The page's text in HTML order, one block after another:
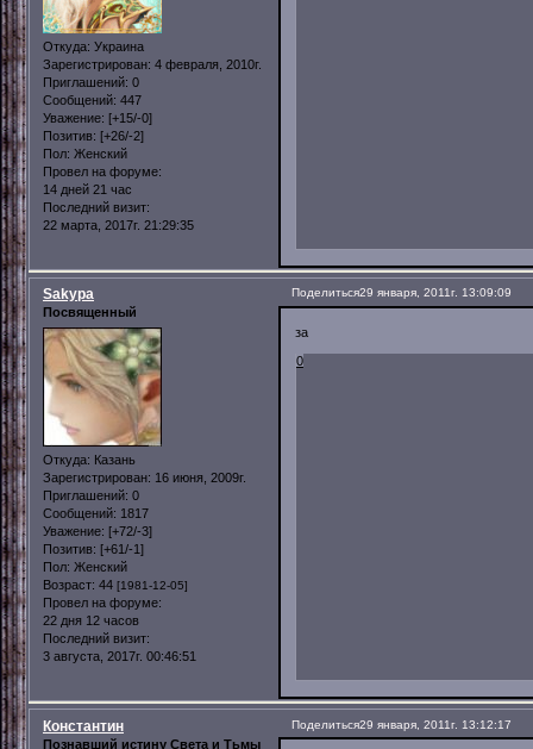
Откуда: Украина
Зарегистрирован: 4 февраля, 2010г.
Приглашений: 0
Сообщений: 447
Уважение: [+15/-0]
Позитив: [+26/-2]
Пол: Женский
Провел на форуме:
14 дней 21 час
Последний визит:
22 марта, 2017г. 21:29:35
Поделиться29 января, 2011г. 13:09:09
Sakypa
Посвященный
Откуда: Казань
Зарегистрирован: 16 июня, 2009г.
Приглашений: 0
Сообщений: 1817
Уважение: [+72/-3]
Позитив: [+61/-1]
Пол: Женский
Возраст: 44 [1981-12-05]
Провел на форуме:
22 дня 12 часов
Последний визит:
3 августа, 2017г. 00:46:51
за
0
Поделиться29 января, 2011г. 13:12:17
Константин
Познавший истину Света и Тьмы